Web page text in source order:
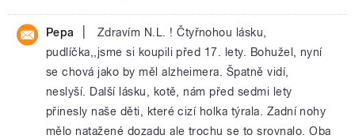
Pepa
Zdravím N.L. ! Čtyřnohou lásku,
pudlíčka,,jsme si koupili před 17. lety. Bohužel, nyní
se chová jako by měl alzheimera. Špatně vidí,
neslyší. Další lásku, kotě, nám před sedmi lety
přinesly naše děti, které cizí holka týrala. Zadní nohy
mělo natažené dozadu ale trochu se to srovnalo. Oba